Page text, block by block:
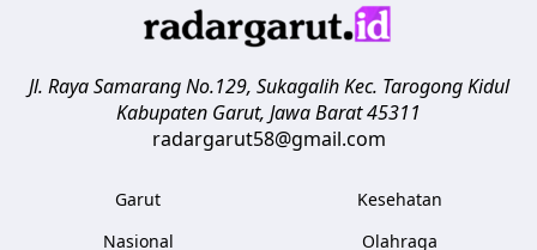
Jl. Raya Samarang No.129, Sukagalih Kec. Tarogong Kidul
Kabupaten Garut, Jawa Barat45311
radargarut58@gmail.com
Garut
Nasional
Kesehatan
Olahraga